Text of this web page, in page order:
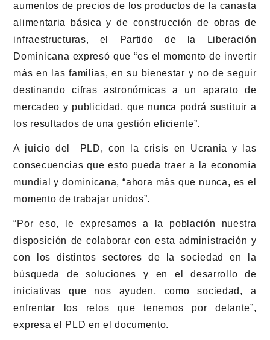
aumentos de precios de los productos de la canasta
alimentaria básica y de construcción de obras de
infraestructuras, el Partido de la Liberación
Dominicana expresó que “es el momento de invertir
más en las familias, en su bienestar y no de seguir
destinando cifras astronómicas a un aparato de
mercadeo y publicidad, que nunca podrá sustituir a
los resultados de una gestión eficiente”.
A juicio del PLD, con la crisis en Ucrania y las
consecuencias que esto pueda traer a la economía
mundial y dominicana, “ahora más que nunca, es el
momento de trabajar unidos”.
“Por eso, le expresamos a la población nuestra
disposición de colaborar con esta administración y
con los distintos sectores de la sociedad en la
búsqueda de soluciones y en el desarrollo de
iniciativas que nos ayuden, como sociedad, a
enfrentar los retos que tenemos por delante”,
expresa el PLD en el documento.